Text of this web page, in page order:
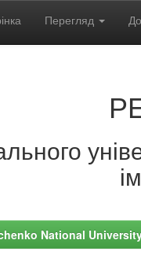
Перегляд
National